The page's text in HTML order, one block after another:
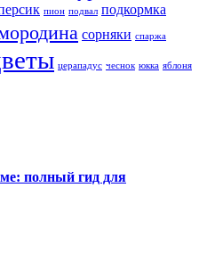
пион подвал подкормка
сорняки спаржа
церападус чеснок юкка яблоня
полный гид для